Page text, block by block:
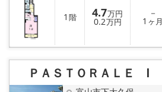
1 階 4.7万円
0.2万円
－
1 ヶ月
ＰＡＳＴＯＲＡＬＥ Ⅰ